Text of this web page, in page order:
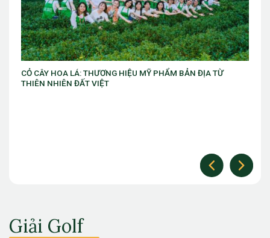
PHẨM BẢN ĐỊA TỪ
VIB ra mắt chương trình “VIB Swing –
Giải Golf